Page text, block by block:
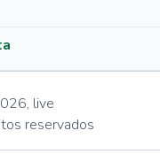
, live
reservados